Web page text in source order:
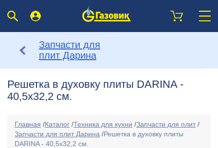
Запчасти для
плит Дарина
Решетка в духовку плиты DARINA -
40,5х32,2 см.
Главная /Каталог /Техника для кухни /Запчасти для плит /
Запчасти для плит Дарина /Решетка в духовку плиты
DARINA - 40,5х32,2 см.